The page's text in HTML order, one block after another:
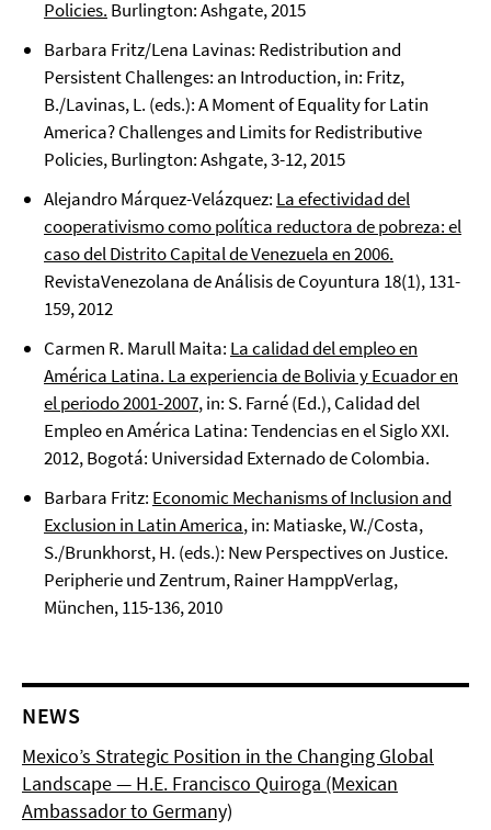
Policies. Burlington: Ashgate, 2015
Barbara Fritz/Lena Lavinas: Redistribution and
Persistent Challenges: an Introduction, in: Fritz,
B./Lavinas, L. (eds.): A Moment of Equality for Latin
America? Challenges and Limits for Redistributive
Policies, Burlington: Ashgate, 3-12, 2015
Alejandro Márquez-Velázquez: La efectividad del
cooperativismo como política reductora de pobreza: el
caso del Distrito Capital de Venezuela en 2006.
RevistaVenezolana de Análisis de Coyuntura 18(1), 131-
159, 2012
Carmen R. Marull Maita: La calidad del empleo en
América Latina. La experiencia de Bolivia y Ecuador en
el periodo 2001-2007, in: S. Farné (Ed.), Calidad del
Empleo en América Latina: Tendencias en el Siglo XXI.
2012, Bogotá: Universidad Externado de Colombia.
Barbara Fritz: Economic Mechanisms of Inclusion and
Exclusion in Latin America, in: Matiaske, W./Costa,
S./Brunkhorst, H. (eds.): New Perspectives on Justice.
Peripherie und Zentrum, Rainer HamppVerlag,
München, 115-136, 2010
NEWS
Mexico’s Strategic Position in the Changing Global
Landscape — H.E. Francisco Quiroga (Mexican
Ambassador to Germany)